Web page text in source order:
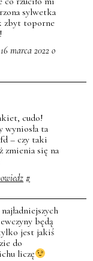
sylwetka
zbyt toporne
marca 2022 o
cudo!
wyniosła ta
– czy taki
zmienia się na
#
będą
jest jakiś
do
liczę